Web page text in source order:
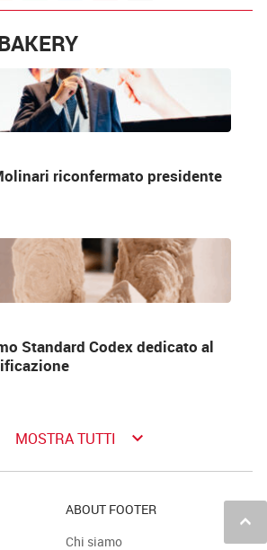
riconfermato presidente
Standard Codex dedicato al
MOSTRA TUTTI keyboard_arrow_down
keyboard_arrow_up
ABOUT FOOTER
Chi siamo